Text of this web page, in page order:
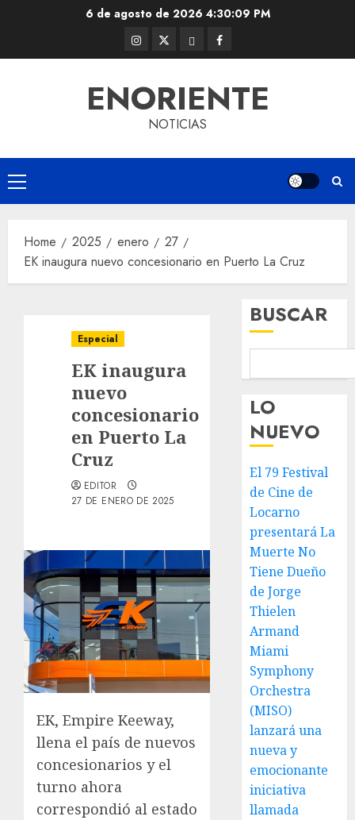
6 de agosto de 2026 4:30:09 PM
Instagram
@EnOriente
Twitter
(X)
ThreadsFacebook
ENORIENTE
NOTICIAS
Primary
Menu
Home 2025 enero
27
EK inaugura nuevo concesionario en Puerto La Cruz
Especial
EK inaugura
nuevo
concesionario
en Puerto La
Cruz
EDITOR
27 DE ENERO DE 2025
EK, Empire Keeway,
llena el país de nuevos
concesionarios y el
turno ahora
correspondió al estado
BUSCAR
LO
NUEVO
El 79 Festival
de Cine de
Locarno
presentará La
Muerte No
Tiene Dueño
de Jorge
Thielen
Armand
Miami
Symphony
Orchestra
(MISO)
lanzará una
nueva y
emocionante
iniciativa
llamada